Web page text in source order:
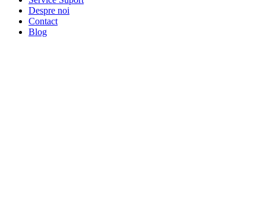
Despre noi
Contact
Blog